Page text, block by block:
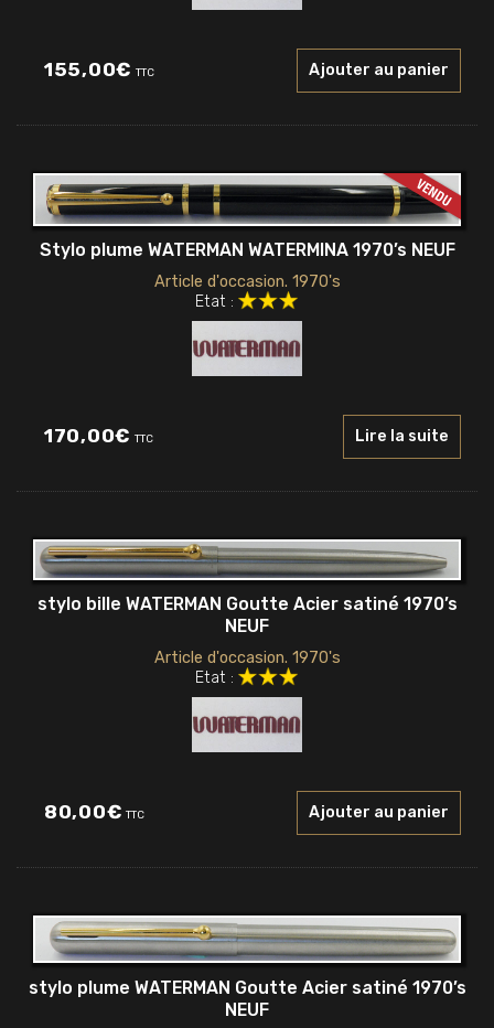
155,00€ TTC Ajouter au panier
Stylo plume WATERMAN WATERMINA 1970’s NEUF
Article d'occasion. 1970's
Etat :
170,00€ TTC Lire la suite
stylo bille WATERMAN Goutte Acier satiné 1970’s
NEUF
Article d'occasion. 1970's
Etat :
80,00€ TTC Ajouter au panier
stylo plume WATERMAN Goutte Acier satiné 1970’s
NEUF